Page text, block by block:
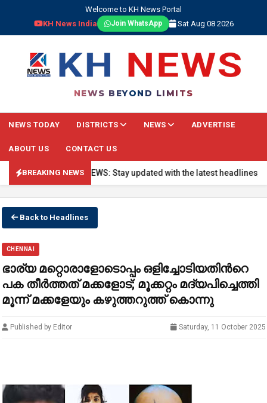
Welcome to KH News Portal
KH News India
Join WhatsApp Sat Aug 08 2026
NEWS BEYOND LIMITS
NEWS TODAY DISTRICTS NEWS ADVERTISE
ABOUT US CONTACT US
BREAKING NEWS
🔴 BREAKING NEWS: Stay updated with the latest headlines,
Back to Headlines
CHENNAI
ഭാര്യ മറ്റൊരാളോടൊപ്പം ഒളിച്ചോടിയതിന്‍റെ
പക തീര്‍ത്തത് മക്കളോട്; മൂക്കറ്റം മദ്യപിച്ചെത്തി
മൂന്ന് മക്കളേയും കഴുത്തറുത്ത് കൊന്നു
Published by Editor Saturday, 11 October 2025